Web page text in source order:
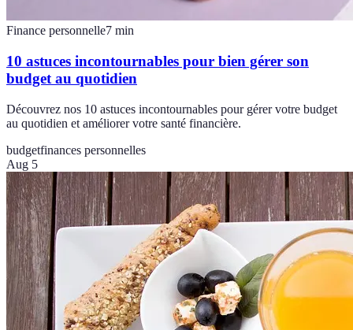
Finance personnelle7 min
10 astuces incontournables pour bien gérer son
budget au quotidien
Découvrez nos 10 astuces incontournables pour gérer votre budget
au quotidien et améliorer votre santé financière.
budgetfinances personnelles
Aug 5